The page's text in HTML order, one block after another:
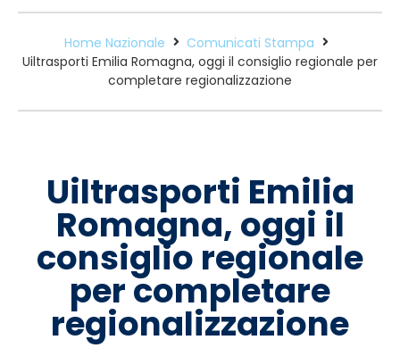
Home Nazionale
Comunicati Stampa
Uiltrasporti Emilia Romagna, oggi il consiglio regionale per
completare regionalizzazione
Uiltrasporti Emilia
Romagna, oggi il
consiglio regionale
per completare
regionalizzazione